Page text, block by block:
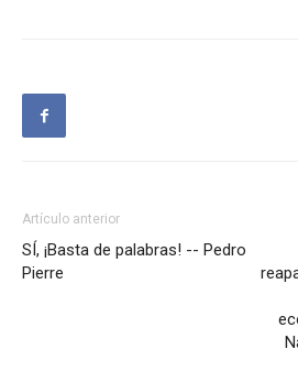
Artículo anterior
SÍ, ¡Basta de palabras! -- Pedro
Pierre